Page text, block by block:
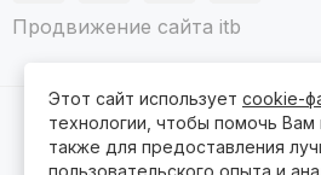
Продвижение сайта itb
2026 © Гидролюкс.
Сделано вProSalesдля
Этот сайт использует cookie-
технологии, чтобы помочь Вам
также для предоставления
пользовательского опыта и